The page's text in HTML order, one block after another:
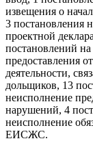
извещения о
3 постановления
проектной
постановлений
предоставления
деятельности,
дольщиков, 13
неисполнение
нарушений, 4
неисполнение
ЕИСЖС.